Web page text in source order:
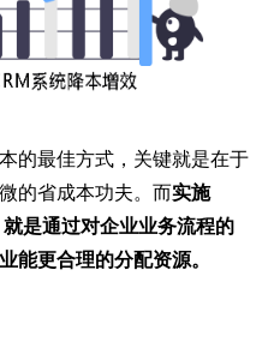
的最佳方式，关键就是在于
的省成本功夫。而实施
是通过对企业业务流程的
能更合理的分配资源。